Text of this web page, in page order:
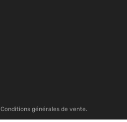
Conditions générales de vente.